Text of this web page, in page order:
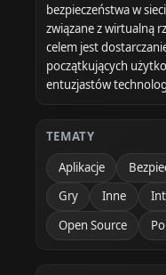
bezpieczeństwa w
związane z wirtualną
celem jest
początkujących
entuzjastów
TEMATY
Aplikacje
Gry
Inne
Open Source